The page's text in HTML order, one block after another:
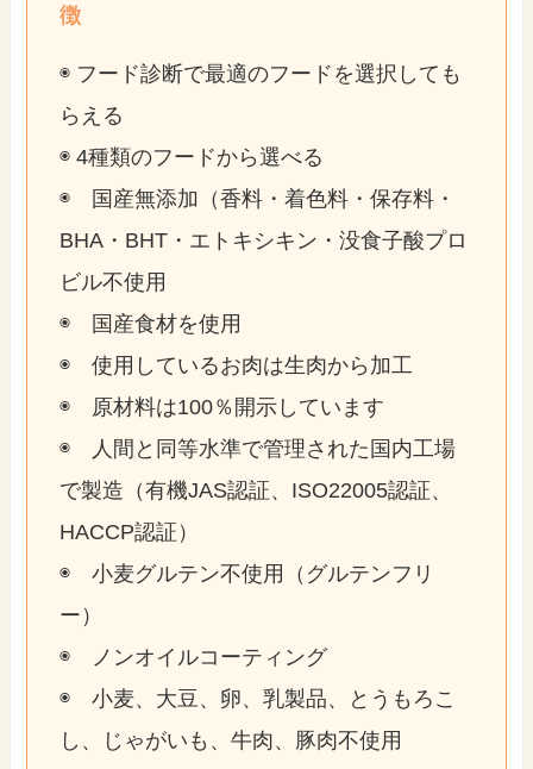
徴
◉ フード診断で最適のフードを選択しても
らえる
◉ 4種類のフードから選べる
◉ 国産無添加（香料・着色料・保存料・
BHA・BHT・エトキシキン・没食子酸プロ
ビル不使用
◉ 国産食材を使用
◉ 使用しているお肉は生肉から加工
◉ 原材料は100％開示しています
◉ 人間と同等水準で管理された国内工場
で製造（有機JAS認証、ISO22005認証、
HACCP認証）
◉ 小麦グルテン不使用（グルテンフリ
ー）
◉ ノンオイルコーティング
◉ 小麦、大豆、卵、乳製品、とうもろこ
し、じゃがいも、牛肉、豚肉不使用